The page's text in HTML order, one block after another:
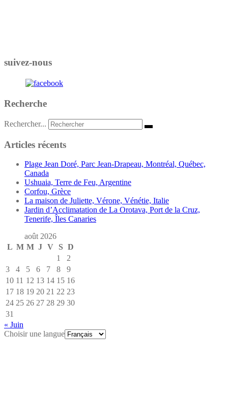
suivez-nous
Recherche
Rechercher...
Articles récents
Plage Jean Doré, Parc Jean-Drapeau, Montréal, Québec,
Canada
Ushuaia, Terre de Feu, Argentine
Corfou, Grèce
La maison de Juliette, Vérone, Vénétie, Italie
Jardin d’Acclimatation de La Orotava, Port de la Cruz,
Tenerife, Îles Canaries
août 2026
L M M J V S D
1
2
3
4 5 6 7 8
9
10 11 12 13 14 15 16
17 18 19 20 21 22 23
24 25 26 27 28 29 30
31
« Juin
Choisir une langue